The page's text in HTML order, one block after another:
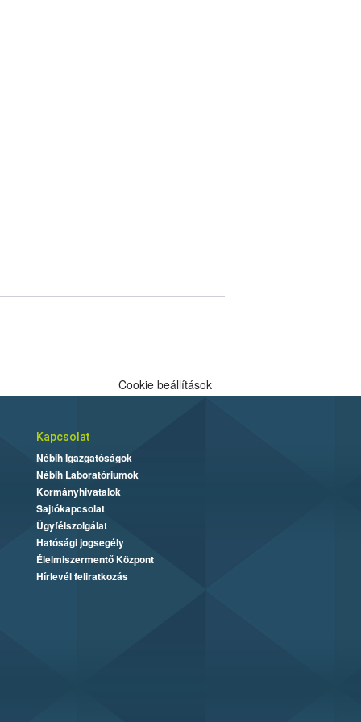
Cookie beállítások
Kapcsolat
Nébih Igazgatóságok
Nébih Laboratóriumok
Kormányhivatalok
Sajtókapcsolat
Ügyfélszolgálat
Hatósági jogsegély
Élelmiszermentő Központ
Hírlevél feliratkozás